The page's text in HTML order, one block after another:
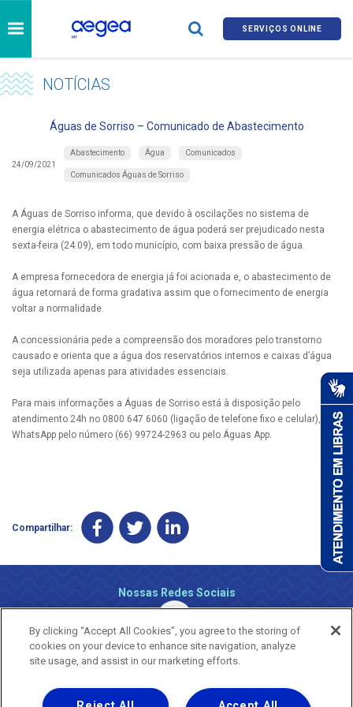
SERVIÇOS ONLINE
NOTÍCIAS
Águas de Sorriso – Comunicado de Abastecimento
24/09/2021
Abastecimento Água Comunicados
Comunicados Águas de Sorriso
A Águas de Sorriso informa, que devido à oscilações no sistema de
energia elétrica o abastecimento de água poderá ser prejudicado nesta
sexta-feira (24.09), em todo município, com baixa pressão de água.
A empresa fornecedora de energia já foi acionada e, o abastecimento de
água retornará de forma gradativa assim que o fornecimento de energia
voltar a normalidade.
A concessionária pede a compreensão dos moradores pelo transtorno
causado e orienta que a água dos reservatórios internos e caixas d’água
seja utilizada apenas para atividades essenciais.
Para mais informações a Águas de Sorriso está à disposição pelo
atendimento 24h no 0800 647 6060 (ligação de telefone fixo e celular), via
WhatsApp pelo número (66) 99724-2963 ou pelo Águas App.
Compartilhar:
Nossas Redes Sociais
By clicking “Accept All Cookies”, you agree to the storing of
cookies on your device to enhance site navigation, analyze
site usage, and assist in our marketing efforts.